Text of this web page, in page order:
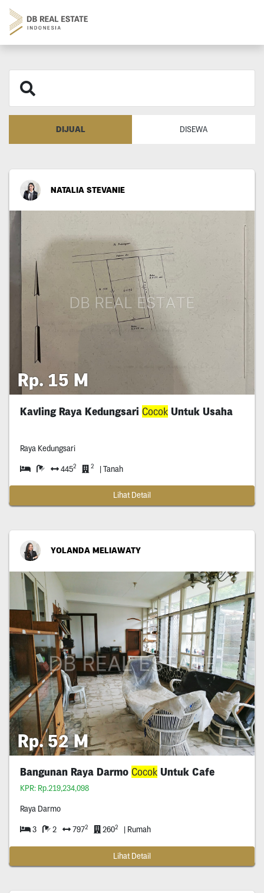
DIJUAL DISEWA
NATALIA STEVANIE
Rp. 15 M
Kavling Raya Kedungsari CocokUntuk Usaha
Raya Kedungsari
4452 2 | Tanah
Lihat Detail
YOLANDA MELIAWATY
Rp. 52 M
Bangunan Raya Darmo CocokUntuk Cafe
KPR: Rp.219,234,098
Raya Darmo
3 2 7972 2602 | Rumah
Lihat Detail